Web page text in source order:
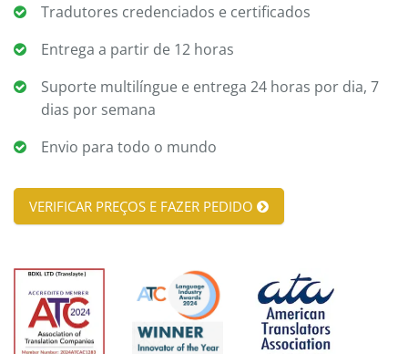
Tradutores credenciados e certificados
Entrega a partir de 12 horas
Suporte multilíngue e entrega 24 horas por dia, 7
dias por semana
Envio para todo o mundo
VERIFICAR PREÇOS E FAZER PEDIDO